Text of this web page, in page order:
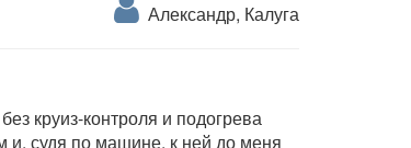
Александр, Калуга
круиз-контроля и подогрева
и, судя по машине, к ней до меня